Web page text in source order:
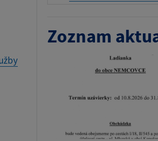
Zoznam